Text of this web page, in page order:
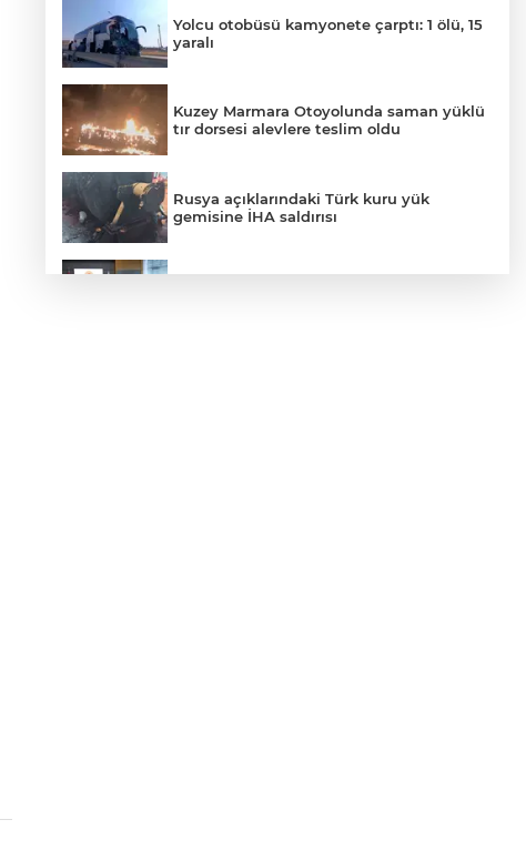
Yolcu otobüsü kamyonete çarptı: 1 ölü, 15
yaralı
Kuzey Marmara Otoyolunda saman yüklü
tır dorsesi alevlere teslim oldu
Rusya açıklarındaki Türk kuru yük
gemisine İHA saldırısı